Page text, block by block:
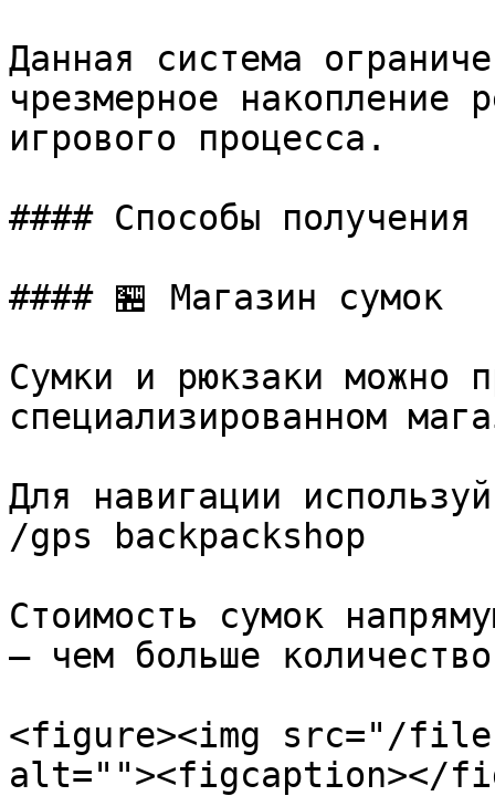
Данная система
чрезмерное накопление
игрового процесса.
#### Способы получения
#### 🏪 Магазин сумок
Сумки и рюкзаки можно
специализированном
Для навигации
/gps backpackshop
Стоимость сумок
— чем больше
<figure><img src="/files/
alt=""><figcaption></